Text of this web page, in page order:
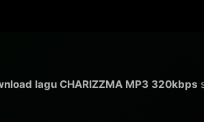
lagu CHARIZZMA MP3 320kbps